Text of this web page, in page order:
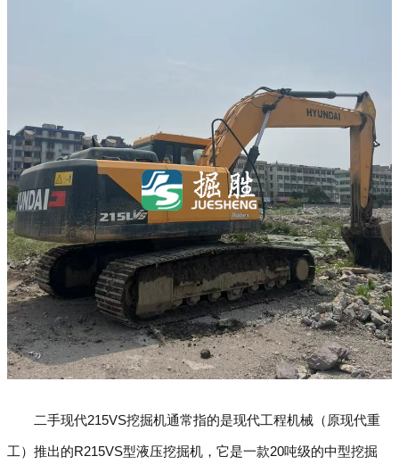
二手现代215VS挖掘机通常指的是现代工程机械（原现代重
工）推出的R215VS型液压挖掘机，它是一款20吨级的中型挖掘